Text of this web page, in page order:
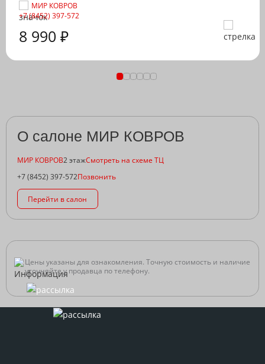
МИР КОВРОВ
+7 (8452) 397-572
8 990 ₽
О салоне МИР КОВРОВ
МИР КОВРОВ2 этажСмотреть на схеме ТЦ
+7 (8452) 397-572Позвонить
Перейти в салон
Цены указаны для ознакомления. Точную стоимость и наличие
уточняйте у продавца по телефону.